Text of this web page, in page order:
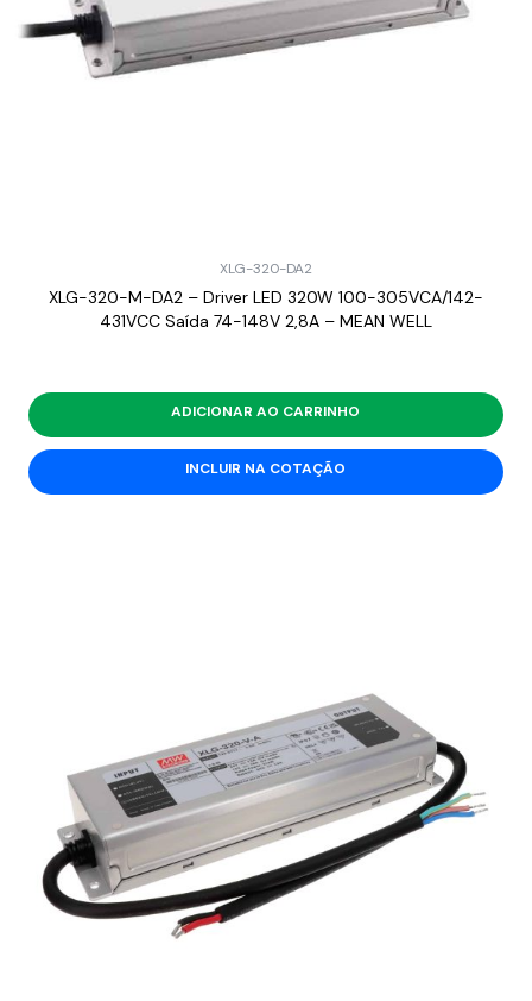
XLG-320-DA2
XLG-320-M-DA2 – Driver LED 320W 100-305VCA/142-
431VCC Saída 74-148V 2,8A – MEAN WELL
ADICIONAR AO CARRINHO
INCLUIR NA COTAÇÃO